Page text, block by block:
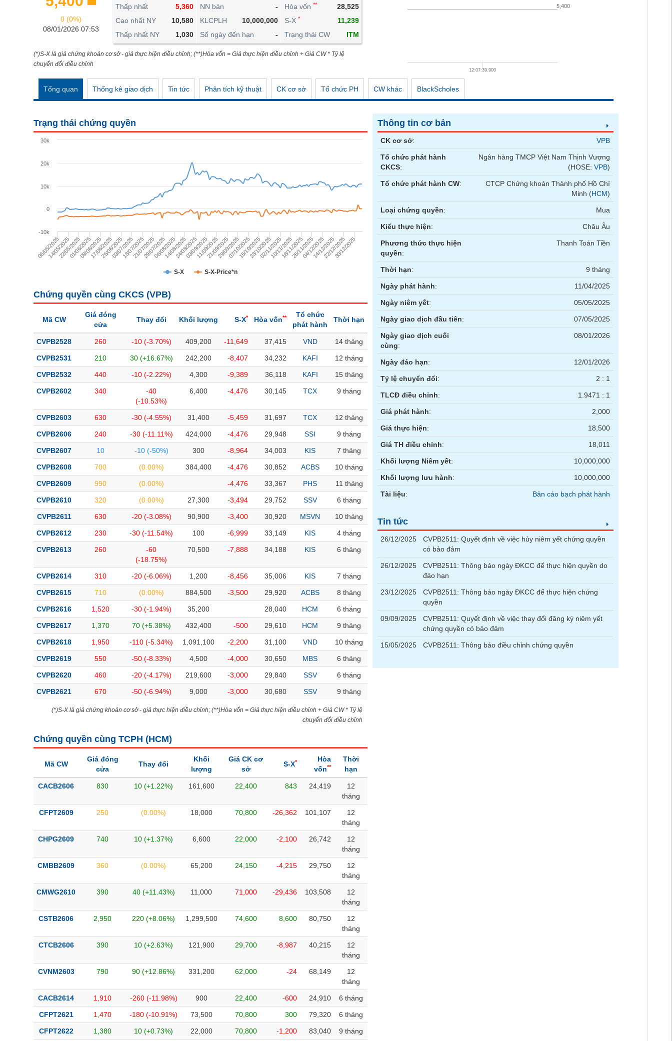
0 (0%)
08/01/2026 07:53
Thấp nhất
5,360
Cao nhất NY
10,580
Thấp nhất NY
1,030
NN bán
-
KLCPLH
10,000,000
Số ngày đến hạn
-
Hòa vốn **
28,525
S-X *
11,239
Trạng thái CW
ITM
(*)S-X là giá chứng khoán cơ sở - giá thực hiện điều chỉnh; (**)Hòa vốn = Giá thực hiện điều chỉnh + Giá CW * Tỷ lệ
chuyển đổi điều chỉnh
12:07:39.900
5,400
Tổng quan Thống kê giao dịch Tin tức Phân tích kỹ thuật CK cơ sở Tổ chức PH CW khác BlackScholes
Trạng thái chứng quyền
S-X S-X-Price*n
06/05/2025
14/05/2025
22/05/2025
01/06/2025
09/06/2025
17/06/2025
25/06/2025
03/07/2025
13/07/2025
21/07/2025
29/07/2025
06/08/2025
14/08/2025
24/08/2025
03/09/2025
11/09/2025
21/09/2025
29/09/2025
07/10/2025
15/10/2025
23/10/2025
02/11/2025
10/11/2025
18/11/2025
26/11/2025
04/12/2025
14/12/2025
22/12/2025
30/12/2025
-10k
0
10k
20k
30k
Chứng quyền cùng CKCS (VPB)
Mã CW
Giá đóng
cửa
Thay đổi Khối lượng S-X* Hòa vốn**
Tổ chức
phát hành
Thời hạn
CVPB2528 260 -10 (-3.70%) 409,200 -11,649 37,415 VND 14 tháng
CVPB2531 210 30 (+16.67%) 242,200 -8,407 34,232 KAFI 12 tháng
CVPB2532 440 -10 (-2.22%) 4,300 -9,389 36,118 KAFI 15 tháng
CVPB2602 340
-40
(-10.53%)
6,400 -4,476 30,145 TCX 9 tháng
CVPB2603 630 -30 (-4.55%) 31,400 -5,459 31,697 TCX 12 tháng
CVPB2606 240 -30 (-11.11%) 424,000 -4,476 29,948 SSI 9 tháng
CVPB2607 10 -10 (-50%) 300 -8,964 34,003 KIS 7 tháng
CVPB2608 700 (0.00%) 384,400 -4,476 30,852 ACBS 10 tháng
CVPB2609 990 (0.00%) -4,476 33,367 PHS 11 tháng
CVPB2610 320 (0.00%) 27,300 -3,494 29,752 SSV 6 tháng
CVPB2611 630 -20 (-3.08%) 90,900 -3,400 30,920 MSVN 10 tháng
CVPB2612 230 -30 (-11.54%) 100 -6,999 33,149 KIS 4 tháng
CVPB2613 260
-60
(-18.75%)
70,500 -7,888 34,188 KIS 6 tháng
CVPB2614 310 -20 (-6.06%) 1,200 -8,456 35,006 KIS 7 tháng
CVPB2615 710 (0.00%) 884,500 -3,500 29,920 ACBS 8 tháng
CVPB2616 1,520 -30 (-1.94%) 35,200 28,040 HCM 6 tháng
CVPB2617 1,370 70 (+5.38%) 432,400 -500 29,610 HCM 9 tháng
CVPB2618 1,950 -110 (-5.34%) 1,091,100 -2,200 31,100 VND 10 tháng
CVPB2619 550 -50 (-8.33%) 4,500 -4,000 30,650 MBS 6 tháng
CVPB2620 460 -20 (-4.17%) 219,600 -3,000 29,840 SSV 6 tháng
CVPB2621 670 -50 (-6.94%) 9,000 -3,000 30,680 SSV 9 tháng
(*)S-X là giá chứng khoán cơ sở - giá thực hiện điều chỉnh; (**)Hòa vốn = Giá thực hiện điều chỉnh + Giá CW * Tỷ lệ
chuyển đổi điều chỉnh
Chứng quyền cùng TCPH (HCM)
Mã CW
Giá đóng
cửa
Thay đổi
Khối
lượng
Giá CK cơ
sở
S-X*
Hòa
vốn**
Thời
hạn
CACB2606 830 10 (+1.22%) 161,600 22,400 843 24,419
12
tháng
CFPT2609 250 (0.00%) 18,000 70,800 -26,362 101,107
12
tháng
CHPG2609 740 10 (+1.37%) 6,600 22,000 -2,100 26,742
12
tháng
CMBB2609 360 (0.00%) 65,200 24,150 -4,215 29,750
12
tháng
CMWG2610 390 40 (+11.43%) 11,000 71,000 -29,436 103,508
12
tháng
CSTB2606 2,950 220 (+8.06%) 1,299,500 74,600 8,600 80,750
12
tháng
CTCB2606 390 10 (+2.63%) 121,900 29,700 -8,987 40,215
12
tháng
CVNM2603 790 90 (+12.86%) 331,200 62,000 -24 68,149
12
tháng
CACB2614 1,910 -260 (-11.98%) 900 22,400 -600 24,910 6 tháng
CFPT2621 1,470 -180 (-10.91%) 73,500 70,800 300 79,320 6 tháng
CFPT2622 1,380 10 (+0.73%) 22,000 70,800 -1,200 83,040 9 tháng
Thông tin cơ bản
CK cơ sở: VPB
Tổ chức phát hành
CKCS:
Ngân hàng TMCP Việt Nam Thịnh Vượng
(HOSE:VPB)
Tổ chức phát hành CW:
CTCP Chứng khoán Thành phố Hồ Chí
Minh (HCM)
Loại chứng quyền: Mua
Kiểu thực hiện: Châu Âu
Phương thức thực hiện
quyền:
Thanh Toán Tiền
Thời hạn: 9 tháng
Ngày phát hành: 11/04/2025
Ngày niêm yết: 05/05/2025
Ngày giao dịch đầu tiên: 07/05/2025
Ngày giao dịch cuối
cùng:
08/01/2026
Ngày đáo hạn: 12/01/2026
Tỷ lệ chuyển đổi: 2 : 1
TLCĐ điều chỉnh: 1.9471 : 1
Giá phát hành: 2,000
Giá thực hiện: 18,500
Giá TH điều chỉnh: 18,011
Khối lượng Niêm yết: 10,000,000
Khối lượng lưu hành: 10,000,000
Tài liệu: Bản cáo bạch phát hành
Tin tức
26/12/2025
CVPB2511: Quyết định về việc hủy niêm yết chứng quyền
có bảo đảm
26/12/2025
CVPB2511: Thông báo ngày ĐKCC để thực hiện quyền do
đáo hạn
23/12/2025
CVPB2511: Thông báo ngày ĐKCC để thực hiện chứng
quyền
09/09/2025
CVPB2511: Quyết định về việc thay đổi đăng ký niêm yết
chứng quyền có bảo đảm
15/05/2025 CVPB2511: Thông báo điều chỉnh chứng quyền
THẾ GIỚI
ĐÔNG DƯƠNG
PHÂN TÍCH
CÔNG CỤ ĐẦU TƯ
XUẤT DỮ LIỆU
TIN MỚI
VS-SECTOR
NGUYÊN VẬT LIỆU
TIÊU DÙNG KHÔNG THIẾT YẾU
TIÊU DÙNG THIẾT YẾU
CHĂM SÓC SỨC KHỎE
CÔNG NGHỆ THÔNG TIN
BẤT ĐỘNG SẢN
Mã chứng khoán(-)
Cổ phiếu Chỉ số Chứng chỉ quỹ Chứng quyền Hợp đồng tương lai Trái phiếu
Lãnh đạo(-)
Người liên quan
Tin tức(-)
Bài viết của tác giả(-)
Báo cáo phân tích (-)
Thuật ngữ(-)
Dịch vụ(-)
Đào tạo
Sách tài chính
Công cụ đầu tư
Truyền thông tài chính
Dữ liệu tài chính